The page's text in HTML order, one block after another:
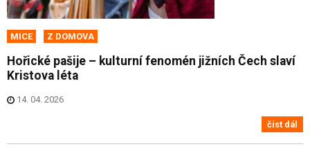
MICE Z DOMOVA
Hořické pašije – kulturní fenomén jižních Čech slaví
Kristova léta
14. 04. 2026
číst dál